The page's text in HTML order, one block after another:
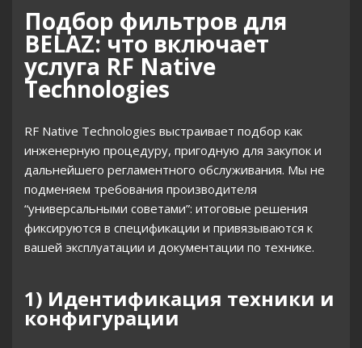
Подбор фильтров для
BELAZ: что включает
услуга RF Native
Technologies
RF Native Technologies выстраивает подбор как
инженерную процедуру, пригодную для закупок и
дальнейшего регламентного обслуживания. Мы не
подменяем требования производителя
“универсальными советами”: итоговые решения
фиксируются в спецификации и привязываются к
вашей эксплуатации и документации по технике.
1) Идентификация техники и
конфигурации